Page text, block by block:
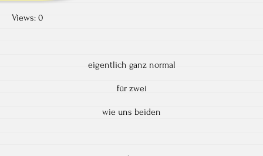
Views: 0
eigentlich ganz normal
für zwei
wie uns beiden